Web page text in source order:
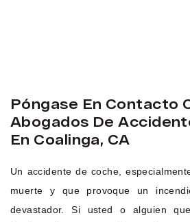
Póngase En Contacto
Abogados De
En Coalinga, CA
Un accidente de coche,
muerte y que provoque un
devastador. Si usted o alguien